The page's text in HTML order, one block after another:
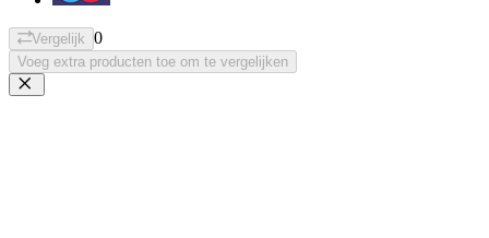
Vergelijk 0
Voeg extra producten toe om te vergelijken